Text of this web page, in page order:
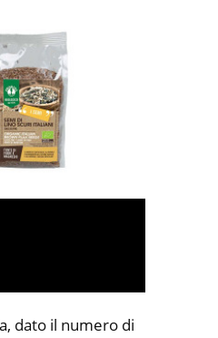
dato il numero di